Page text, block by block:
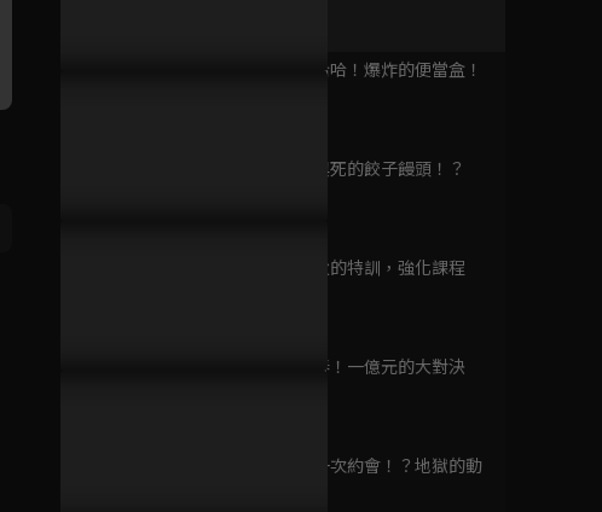
第10集 嘎哈哈！爆炸的便當盒！
第11集 愛與死的餃子饅頭！？
第12集 師父的特訓，強化課程
第13集 新春！一億元的大對決
第14集 第一次約會！？地獄的動
黑執事 綠之魔女篇
已完結 / 共 18 集
Unnatural 法醫女王